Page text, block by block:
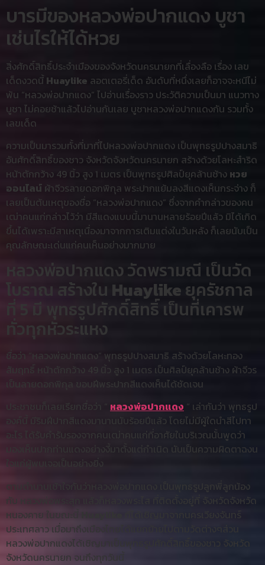
บารมีของหลวงพ่อปากแดง บูชา
เช่นไรให้ได้หวย
สิ่งศักดิ์สิทธิ์ประจำเมืองของจังหวัดนครนายกที่เลื่องลือ เรื่อง เลข
เด็ดงวดนี้ Huaylike ลอตเตอรี่เด็ด อันดับที่หนึ่งเลยก็อาจจะหนีไม่
พ้น “หลวงพ่อปากแดง” ไปอ่านเรื่องราว ประวัติความเป็นมา แนวทาง
บูชา ไม่คอยช้าแล้วไปอ่านกันเลย บูชาหลวงพ่อปากแดงกัน รวมทั้ง
เลขเด็ด
ความเป็นมารวมทั้งที่มาที่ไปหลวงพ่อปากแดง เป็นพุทธรูปปางสมาธิ
อันศักดิ์สิทธิ์ของชาว จังหวัดจังหวัดนครนายก สร้างด้วยโลหะสำริด
หน้าตักกว้าง 49 นิ้ว สูง 1 เมตร เป็นพุทธรูปศิลป์ยุคล้านช้าง หวย
ออนไลน์ ผ้าจีวรลายดอกพิกุล พระปากแย้มลงสีแดงเห็นกระจ่าง ก็
เลยเป็นต้นเหตุของชื่อ “หลวงพ่อปากแดง” ซึ่งจากคำกล่าวของคน
เฒ่าคนแก่กล่าวไว้ว่า มีสีแดงแบบนี้มานานหลายร้อยปีแล้ว มิได้เกิด
ขึ้นได้เพราะมีสาเหตุเนื่องมาจากการเติมแต่งในวันหลัง ก็เลยนับเป็น
คุณลักษณะเด่นแก่คนเห็นอย่างมากมาย
หลวงพ่อปากแดง วัดพรามณี เป็นวัด
โบราณ สร้างใน Huaylikeยุครัชกาล
ที่ 5 มี พุทธรูปศักดิ์สิทธิ์ เป็นที่เคารพ
ทั่วทุกหัวระแหง
ชื่อว่า “หลวงพ่อปากแดง” พุทธรูปปางสมาธิ สร้างด้วยโลหะทอง
สัมฤทธิ์ หน้าตักกว้าง 49 นิ้ว สูง 1 เมตร เป็นศิลป์ยุคล้านช้าง ผ้าจีวร
เป็นลายดอกพิกุล ขอบฝีพระปากสีแดงเห็นได้ชัดเจน
ประชาชนก็เลยเรียกชื่อว่า “ หลวงพ่อปากแดง “ เล่ากันว่า พุทธรูป
องค์นี้ มีริมฝีปากสีแดงมานานนับร้อยปีแล้ว โดยไม่มีผู้ใดนำสีไปทา
อะไร ได้รับคำรับรองจากคนเฒ่าคนแก่ที่อาศัยในบริเวณนั้นพูดว่า
มองเห็นปากท่านแดงอย่างงี้มาตั้งแต่กำเนิด นับเป็นความผิดตาฉงน
ใจแก่ผู้พบเจอเป็นอย่างยิ่ง
ตามตำนานเช้าใจกันว่าหลวงพ่อปากแดง เป็นพุทธรูปลูกพี่ลูกน้อง
กับ หลวงพ่อพระสุก แล้วก็หลวงพระไส ที่ติดตั้งอยู่ที่ จังหวัดจังหวัด
หนองคาย ในขณะนี้
ประเทศลาว เมื่อมาถึงเมืองไทยได้แยกย้ายไปตามวัดต่างๆส่วน
หลวงพ่อปากแดงได้เชิญมาเป็นพุทธรูปศักดิ์สิทธิ์ของชาว จังหวัด
จังหวัดนครนายก จนถึงทุกวันนี้